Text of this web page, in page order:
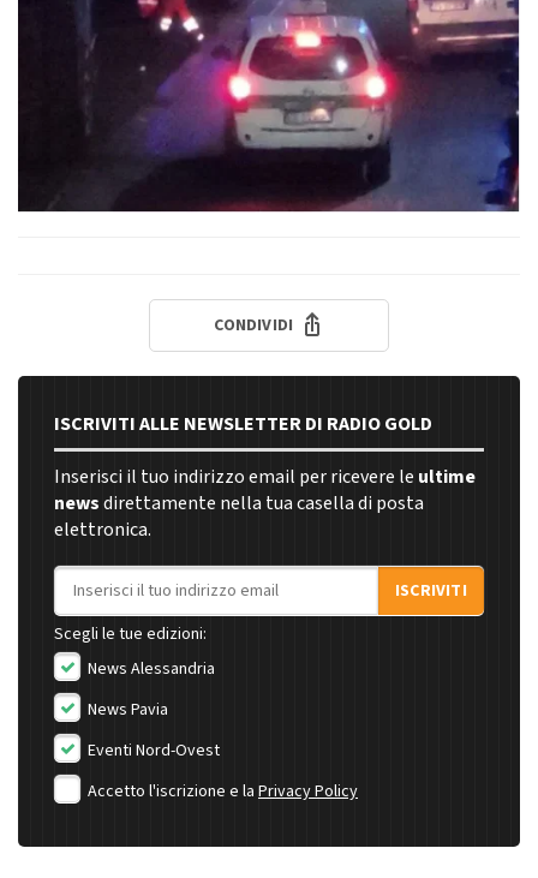
CONDIVIDI
ISCRIVITI ALLE NEWSLETTER DI RADIO GOLD
Inserisci il tuo indirizzo email per ricevere le ultime
newsdirettamente nella tua casella di posta
elettronica.
Indirizzo email
ISCRIVITI
Scegli le tue edizioni:
News Alessandria
News Pavia
Eventi Nord-Ovest
Accetto l'iscrizione e la Privacy Policy